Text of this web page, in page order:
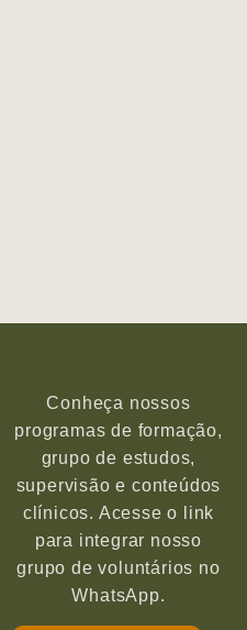
Conheça nossos
programas de formação,
grupo de estudos,
supervisão e conteúdos
clínicos. Acesse o link
para integrar nosso
grupo de voluntários no
WhatsApp.